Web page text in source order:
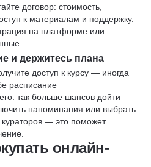
договор: стоимость,
к материалам и поддержку.
на платформе или
и держитесь плана
доступ к курсу — иногда
расписание
так больше шансов дойти
напоминания или выбрать
— это поможет
онлайн-